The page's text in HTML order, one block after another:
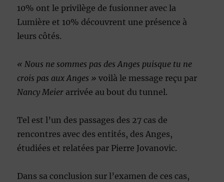
10% ont le privilège de fusionner avec la
Lumière et 10% découvrent une présence à
leurs côtés.
« Nous ne sommes pas des Anges puisque tu ne
crois pas aux Anges » voilà le message reçu par
Nancy Meier arrivée au bout du tunnel.
Tel est l’un des passages des 27 cas de
rencontres avec des entités, des Anges,
étudiées et relatées par Pierre Jovanovic.
Dans sa conclusion sur l’examen de ces cas,